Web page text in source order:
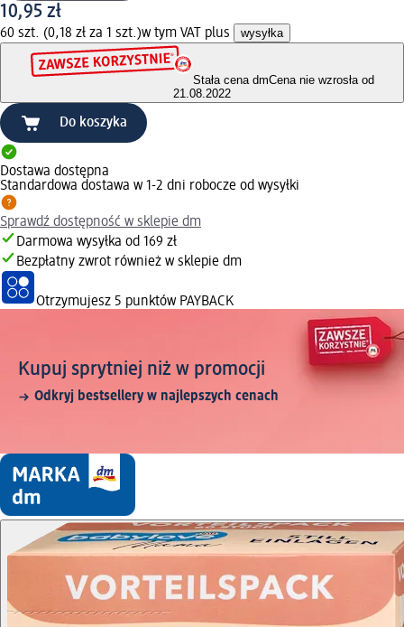
10,95 zł
60 szt. (0,18 zł za 1 szt.)w tym VAT plus wysyłka
Stała cena dmCena nie wzrosła od
21.08.2022
Do koszyka
Dostawa dostępna
Standardowa dostawa w 1-2 dni robocze od wysyłki
Sprawdź dostępność w sklepie dm
Darmowa wysyłka od 169 zł
Bezpłatny zwrot również w sklepie dm
Otrzymujesz 5 punktów PAYBACK
Kupuj sprytniej niż w promocji
Odkryj bestsellery w najlepszych cenach